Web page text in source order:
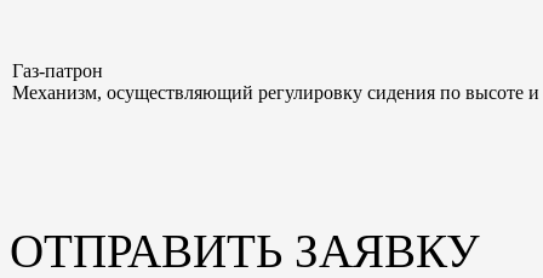
Газ-патрон
Механизм, осуществляющий регулировку сидения по высоте
ОТПРАВИТЬ ЗАЯВКУ